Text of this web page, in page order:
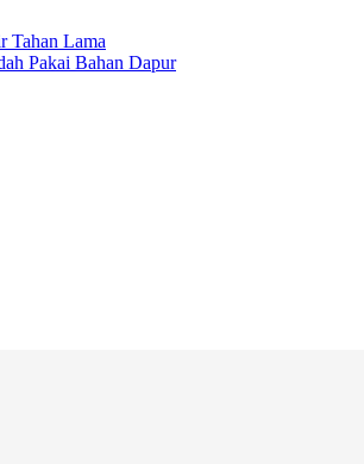
Tahan Lama
Pakai Bahan Dapur